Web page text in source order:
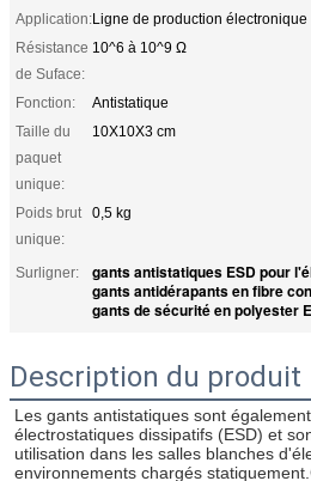
Application:Ligne de production électronique
Résistance
de Suface:
10^6 à 10^9 Ω
Fonction:
Antistatique
Taille du
paquet
unique:
10X10X3 cm
Poids brut
unique:
0,5 kg
Surligner: gants antistatiques ESD pour
gants antidérapants en fibre
gants de sécurité en polyester
Description du produit
Les gants antistatiques sont
électrostatiques dissipatifs (ESD) et
utilisation dans les salles blanches
environnements chargés